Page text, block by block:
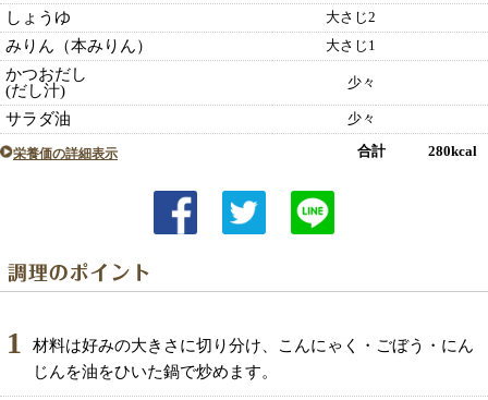
しょうゆ 大さじ2
みりん（本みりん） 大さじ1
かつおだし
(だし汁)
少々
サラダ油 少々
栄養価の詳細表示 合計 280kcal
1
材料は好みの大きさに切り分け、こんにゃく・ごぼう・にん
じんを油をひいた鍋で炒めます。